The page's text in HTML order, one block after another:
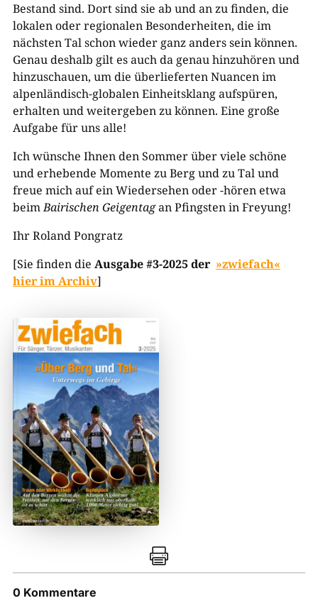
Bestand sind. Dort sind sie ab und an zu finden, die
lokalen oder regionalen Besonderheiten, die im
nächsten Tal schon wieder ganz anders sein können.
Genau deshalb gilt es auch da genau hinzuhören und
hinzuschauen, um die überlieferten Nuancen im
alpenländisch-globalen Einheitsklang aufspüren,
erhalten und weitergeben zu können. Eine große
Aufgabe für uns alle!
Ich wünsche Ihnen den Sommer über viele schöne
und erhebende Momente zu Berg und zu Tal und
freue mich auf ein Wiedersehen oder -hören etwa
beimBairischen Geigentagan Pfingsten in Freyung!
Ihr Roland Pongratz
[Sie finden die Ausgabe #3-2025 der »zwiefach«
hier im Archiv]

0 Kommentare